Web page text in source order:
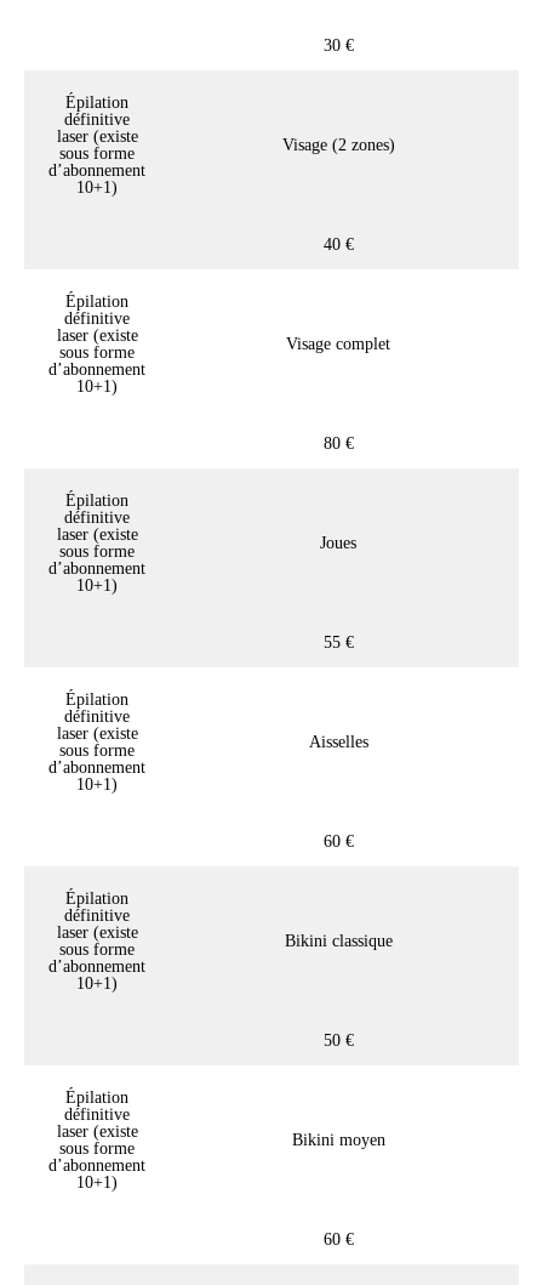
30 €
Épilation
définitive
laser (existe
sous forme
d’abonnement
10+1)
Visage (2 zones)
40 €
Épilation
définitive
laser (existe
sous forme
d’abonnement
10+1)
Visage complet
80 €
Épilation
définitive
laser (existe
sous forme
d’abonnement
10+1)
Joues
55 €
Épilation
définitive
laser (existe
sous forme
d’abonnement
10+1)
Aisselles
60 €
Épilation
définitive
laser (existe
sous forme
d’abonnement
10+1)
Bikini classique
50 €
Épilation
définitive
laser (existe
sous forme
d’abonnement
10+1)
Bikini moyen
60 €